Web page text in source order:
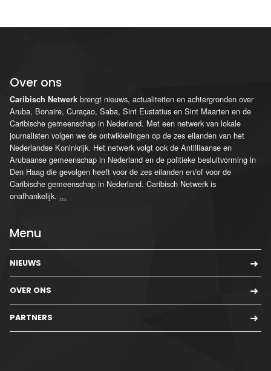
Over ons
Caribisch Netwerk brengt nieuws, actualiteiten en achtergronden over
Aruba, Bonaire, Curaçao, Saba, Sint Eustatius en Sint Maarten en de
Caribische gemeenschap in Nederland. Met een netwerk van lokale
journalisten volgen we de ontwikkelingen op de zes eilanden van het
Nederlandse Koninkrijk. Het netwerk volgt ook de Antilliaanse en
Arubaanse gemeenschap in Nederland en de politieke besluitvorming in
Den Haag die gevolgen heeft voor de zes eilanden en/of voor de
Caribische gemeenschap in Nederland. Caribisch Netwerk is
onafhankelijk. ...
Menu
NIEUWS
OVER ONS
PARTNERS